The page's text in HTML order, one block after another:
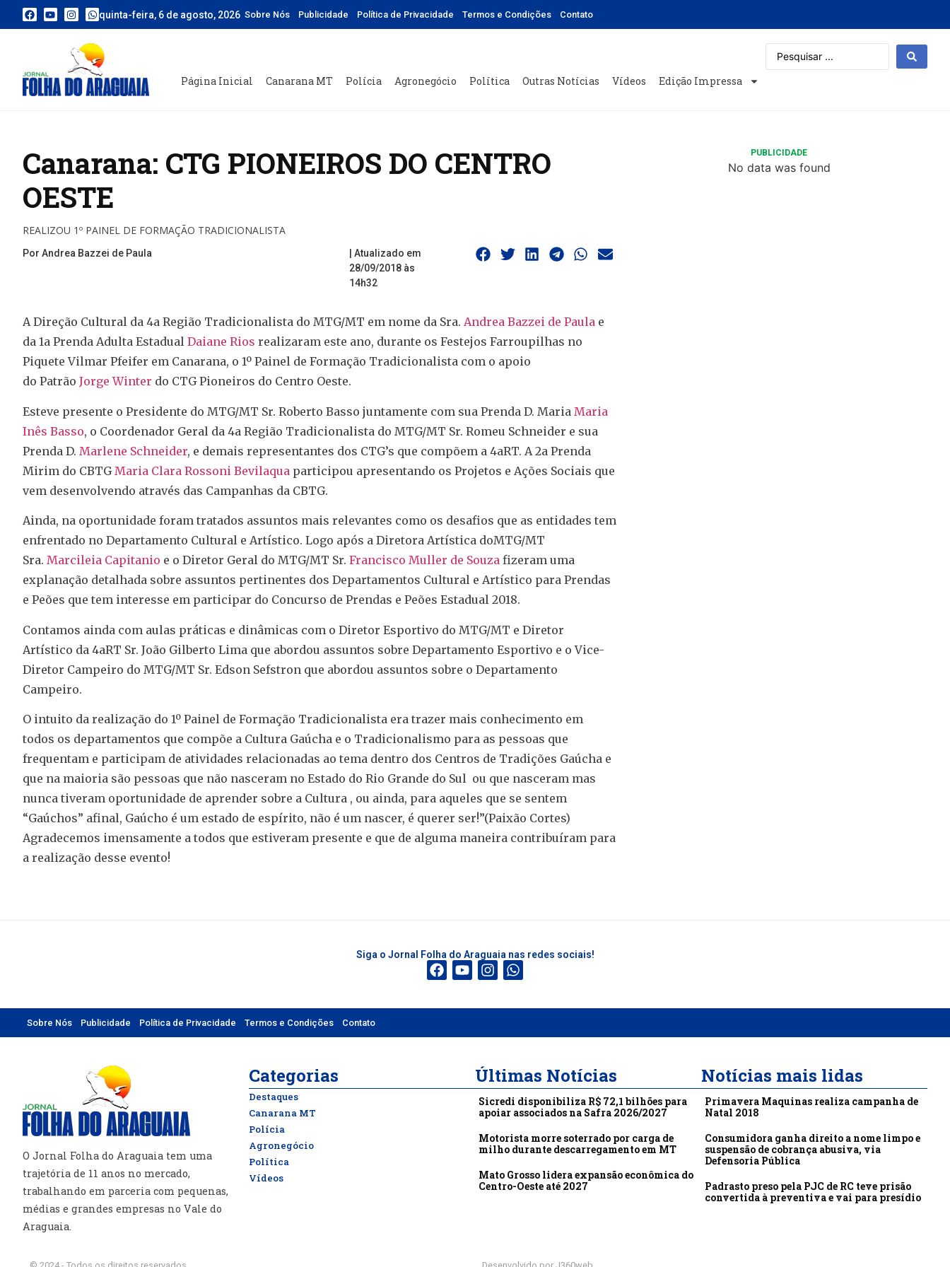
quinta-feira, 6 de agosto, 2026 Sobre Nós Publicidade Política de Privacidade Termos e Condições Contato
Página Inicial Canarana MT Polícia Agronegócio Política Outras Notícias Vídeos Edição Impressa
Canarana: CTG PIONEIROS DO CENTRO
OESTE
REALIZOU 1º PAINEL DE FORMAÇÃO TRADICIONALISTA
Por Andrea Bazzei de Paula
| Atualizado em
28/09/2018 às
14h32
A Direção Cultural da 4a Região Tradicionalista do MTG/MT em nome da Sra. Andrea Bazzei de Paula e
da 1a Prenda Adulta Estadual Daiane Rios realizaram este ano, durante os Festejos Farroupilhas no
Piquete Vilmar Pfeifer em Canarana, o 1º Painel de Formação Tradicionalista com o apoio
do Patrão Jorge Winter do CTG Pioneiros do Centro Oeste.
Esteve presente o Presidente do MTG/MT Sr. Roberto Basso juntamente com sua Prenda D. Maria Maria
Inês Basso, o Coordenador Geral da 4a Região Tradicionalista do MTG/MT Sr. Romeu Schneider e sua
Prenda D. Marlene Schneider, e demais representantes dos CTG’s que compõem a 4aRT. A 2a Prenda
Mirim do CBTG Maria Clara Rossoni Bevilaqua participou apresentando os Projetos e Ações Sociais que
vem desenvolvendo através das Campanhas da CBTG.
Ainda, na oportunidade foram tratados assuntos mais relevantes como os desafios que as entidades tem
enfrentado no Departamento Cultural e Artístico. Logo após a Diretora Artística doMTG/MT
Sra. Marcileia Capitanio e o Diretor Geral do MTG/MT Sr. Francisco Muller de Souza fizeram uma
explanação detalhada sobre assuntos pertinentes dos Departamentos Cultural e Artístico para Prendas
e Peões que tem interesse em participar do Concurso de Prendas e Peões Estadual 2018.
Contamos ainda com aulas práticas e dinâmicas com o Diretor Esportivo do MTG/MT e Diretor
Artístico da 4aRT Sr. João Gilberto Lima que abordou assuntos sobre Departamento Esportivo e o Vice-
Diretor Campeiro do MTG/MT Sr. Edson Sefstron que abordou assuntos sobre o Departamento
Campeiro.
O intuito da realização do 1º Painel de Formação Tradicionalista era trazer mais conhecimento em
todos os departamentos que compõe a Cultura Gaúcha e o Tradicionalismo para as pessoas que
frequentam e participam de atividades relacionadas ao tema dentro dos Centros de Tradições Gaúcha e
que na maioria são pessoas que não nasceram no Estado do Rio Grande do Sul ou que nasceram mas
nunca tiveram oportunidade de aprender sobre a Cultura , ou ainda, para aqueles que se sentem
“Gaúchos” afinal, Gaúcho é um estado de espírito, não é um nascer, é querer ser!”(Paixão Cortes)
Agradecemos imensamente a todos que estiveram presente e que de alguma maneira contribuíram para
a realização desse evento!
PUBLICIDADE
No data was found
Siga o Jornal Folha do Araguaia nas redes sociais!
Sobre Nós Publicidade Política de Privacidade Termos e Condições Contato
O Jornal Folha do Araguaia tem uma
trajetória de 11 anos no mercado,
trabalhando em parceria com pequenas,
médias e grandes empresas no Vale do
Araguaia.
Categorias
Destaques
Canarana MT
Polícia
Agronegócio
Política
Vídeos
Últimas Notícias
Sicredi disponibiliza R$ 72,1 bilhões para
apoiar associados na Safra 2026/2027
Motorista morre soterrado por carga de
milho durante descarregamento em MT
Mato Grosso lidera expansão econômica do
Centro-Oeste até 2027
Notícias mais lidas
Primavera Maquinas realiza campanha de
Natal 2018
Consumidora ganha direito a nome limpo e
suspensão de cobrança abusiva, via
Defensoria Pública
Padrasto preso pela PJC de RC teve prisão
convertida à preventiva e vai para presídio